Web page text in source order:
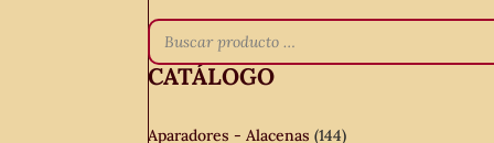
CATÁLOGO
Aparadores - Alacenas (144)